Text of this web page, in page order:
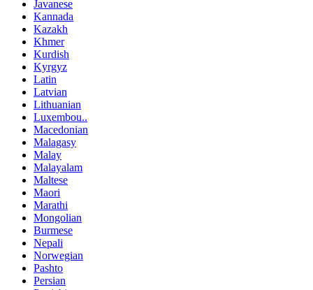
Javanese
Kannada
Kazakh
Khmer
Kurdish
Kyrgyz
Latin
Latvian
Lithuanian
Luxembou..
Macedonian
Malagasy
Malay
Malayalam
Maltese
Maori
Marathi
Mongolian
Burmese
Nepali
Norwegian
Pashto
Persian